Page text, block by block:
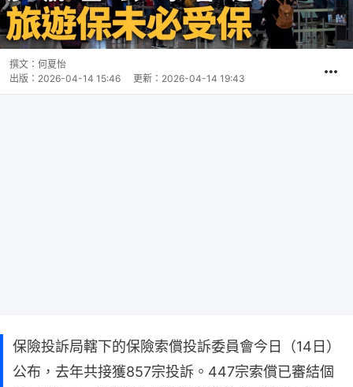
撰文： 何夏怡
出版： 2026-04-14 15:46 更新： 2026-04-14 19:43
保險投訴局轄下的保險索償投訴委員會今日（14日）
公布，去年共接獲857宗投訴。447宗索償已審結個